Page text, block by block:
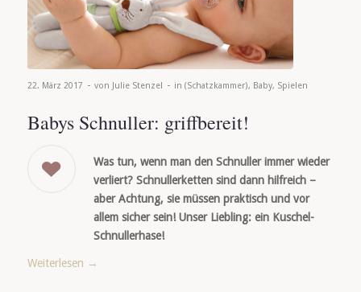
22. März 2017 - von Julie Stenzel - in (Schatzkammer), Baby, Spielen
Babys Schnuller: griffbereit!
Was tun, wenn man den Schnuller immer wieder
verliert? Schnullerketten sind dann hilfreich –
aber Achtung, sie müssen praktisch und vor
allem sicher sein! Unser Liebling: ein Kuschel-
Schnullerhase!
Weiterlesen →